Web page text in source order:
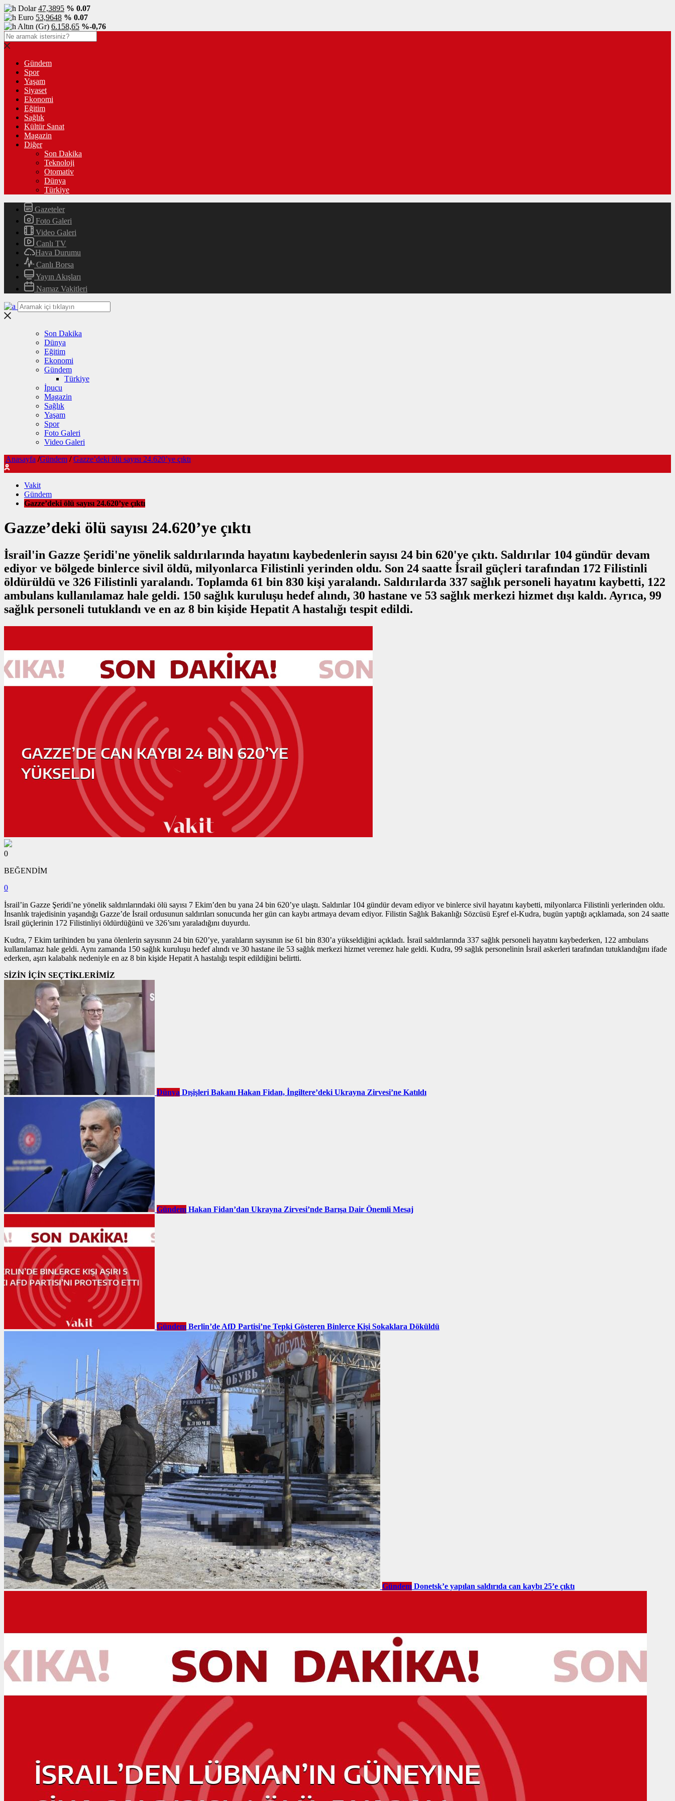
Dolar47,3895 % 0.07
Euro 53,9648 % 0.07
Altın (Gr) 6.158,65 %-0,76
Gündem
Spor
Yaşam
Siyaset
Ekonomi
Eğitim
Sağlık
Kültür Sanat
Magazin
Diğer
Son Dakika
Teknoloji
Otomativ
Dünya
Türkiye
Gazeteler
Foto Galeri
Video Galeri
Canlı TV
Hava Durumu
Canlı Borsa
Yayın Akışları
Namaz Vakitleri
Son Dakika
Dünya
Eğitim
Ekonomi
Gündem
Türkiye
İpucu
Magazin
Sağlık
Yaşam
Spor
Foto Galeri
Video Galeri
Anasayfa /Gündem / Gazze’deki ölü sayısı 24.620’ye çıktı
Vakit
Gündem
Gazze’deki ölü sayısı 24.620’ye çıktı
Gazze’deki ölü sayısı 24.620’ye çıktı
İsrail'in Gazze Şeridi'ne yönelik saldırılarında hayatını kaybedenlerin sayısı 24 bin 620'ye çıktı. Saldırılar 104 gündür devam
ediyor ve bölgede binlerce sivil öldü, milyonlarca Filistinli yerinden oldu. Son 24 saatte İsrail güçleri tarafından 172 Filistinli
öldürüldü ve 326 Filistinli yaralandı. Toplamda 61 bin 830 kişi yaralandı. Saldırılarda 337 sağlık personeli hayatını kaybetti, 122
ambulans kullanılamaz hale geldi. 150 sağlık kuruluşu hedef alındı, 30 hastane ve 53 sağlık merkezi hizmet dışı kaldı. Ayrıca, 99
sağlık personeli tutuklandı ve en az 8 bin kişide Hepatit A hastalığı tespit edildi.
0
BEĞENDİM
0
İsrail’in Gazze Şeridi’ne yönelik saldırılarındaki ölü sayısı 7 Ekim’den bu yana 24 bin 620’ye ulaştı. Saldırılar 104 gündür devam ediyor ve binlerce sivil hayatını kaybetti, milyonlarca Filistinli yerlerinden oldu.
İnsanlık trajedisinin yaşandığı Gazze’de İsrail ordusunun saldırıları sonucunda her gün can kaybı artmaya devam ediyor. Filistin Sağlık Bakanlığı Sözcüsü Eşref el-Kudra, bugün yaptığı açıklamada, son 24 saatte
İsrail güçlerinin 172 Filistinliyi öldürdüğünü ve 326’sını yaraladığını duyurdu.
Kudra, 7 Ekim tarihinden bu yana ölenlerin sayısının 24 bin 620’ye, yaralıların sayısının ise 61 bin 830’a yükseldiğini açıkladı. İsrail saldırılarında 337 sağlık personeli hayatını kaybederken, 122 ambulans
kullanılamaz hale geldi. Aynı zamanda 150 sağlık kuruluşu hedef alındı ve 30 hastane ile 53 sağlık merkezi hizmet veremez hale geldi. Kudra, 99 sağlık personelinin İsrail askerleri tarafından tutuklandığını ifade
ederken, aşırı kalabalık nedeniyle en az 8 bin kişide Hepatit A hastalığı tespit edildiğini belirtti.
SİZİN İÇİN SEÇTİKLERİMİZ
Dünya Dışişleri Bakanı Hakan Fidan, İngiltere’deki Ukrayna Zirvesi’ne Katıldı
Gündem Hakan Fidan’dan Ukrayna Zirvesi’nde Barışa Dair Önemli Mesaj
Gündem Berlin’de AfD Partisi’ne Tepki Gösteren Binlerce Kişi Sokaklara Döküldü
Gündem Donetsk’e yapılan saldırıda can kaybı 25’e çıktı